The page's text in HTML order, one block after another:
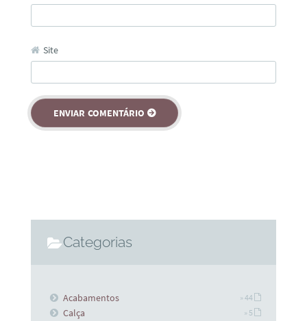
Site
Categorias
Acabamentos » 44
Calça » 5